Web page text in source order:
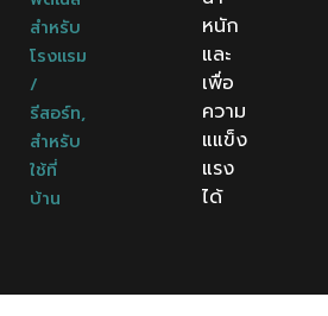
สำหรับ
โรงแรม
/
รีสอร์ท,
สำหรับ
ใช้ที่
บ้าน
หนัก
และ
เพื่อ
ความ
แแข็ง
แรง
ได้